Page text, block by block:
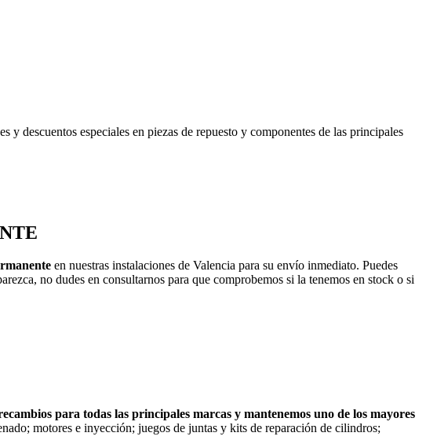
y descuentos especiales en piezas de repuesto y componentes de las principales
en nuestras instalaciones de Valencia para su envío inmediato. Puedes
no dudes en consultarnos para que comprobemos si la tenemos en stock o si
para todas las principales marcas y mantenemos uno de los mayores
motores e inyección; juegos de juntas y kits de reparación de cilindros;